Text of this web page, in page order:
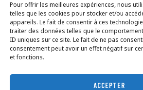
Pour offrir les meilleures expériences, nous
telles que les cookies pour stocker et/ou
appareils. Le fait de consentir à ces
traiter des données telles que le
ID uniques sur ce site. Le fait de ne pas
consentement peut avoir un effet négatif sur
et fonctions.
ACCEPTER
OCEAN
NEARBY